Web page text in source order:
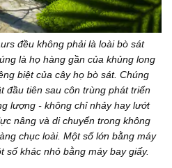
đều không phải là loài bò sát
là họ hàng gần của khủng long
biệt của cây họ bò sát. Chúng
đầu tiên sau côn trùng phát triển
lượng - không chỉ nhảy hay lướt
nâng và di chuyển trong không
chục loài. Một số lớn bằng máy
số khác nhỏ bằng máy bay giấy.